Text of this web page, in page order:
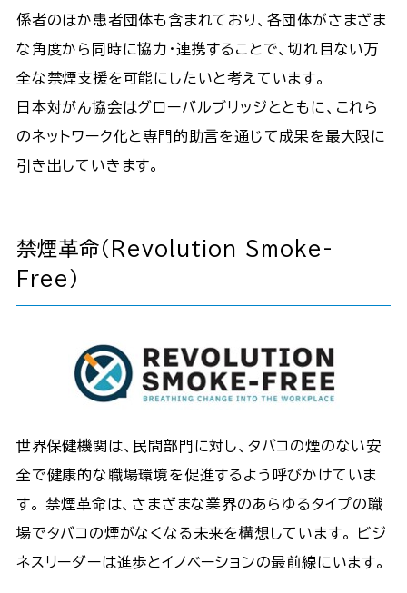
係者のほか患者団体も含まれており、各団体がさまざま
な角度から同時に協力・連携することで、切れ目ない万
全な禁煙支援を可能にしたいと考えています。
日本対がん協会はグローバルブリッジとともに、これら
のネットワーク化と専門的助言を通じて成果を最大限に
引き出していきます。
禁煙革命（Revolution Smoke-
Free）
世界保健機関は、民間部門に対し、タバコの煙のない安
全で健康的な職場環境を促進するよう呼びかけていま
す。 禁煙革命は、さまざまな業界のあらゆるタイプの職
場でタバコの煙がなくなる未来を構想しています。 ビジ
ネスリーダーは進歩とイノベーションの最前線にいます。